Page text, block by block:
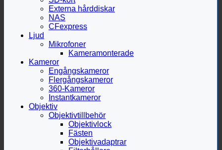
Externa hårddiskar
NAS
CFexpress
Ljud
Mikrofoner
Kameramonterade
Kameror
Engångskameror
Flergångskameror
360-Kameror
Instantkameror
Objektiv
Objektivtillbehör
Objektivlock
Fästen
Objektivadaptrar